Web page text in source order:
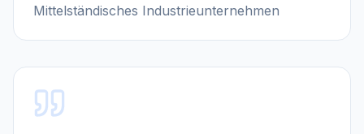
Mittelständisches Industrieunternehmen